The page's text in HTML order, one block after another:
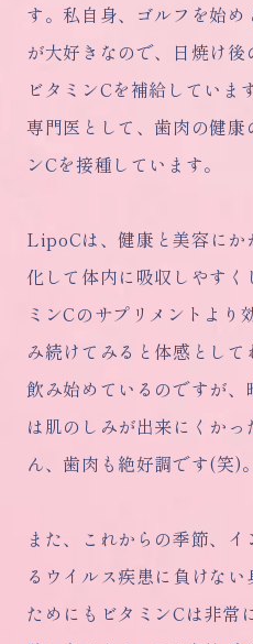
す。私自身、ゴルフを始
が大好きなので、日焼け
ビタミンCを補給していま
専門医として、歯肉の健
ンCを接種しています。
LipoCは、健康と美容にか
化して体内に吸収しやす
ミンCのサプリメントより
み続けてみると体感とし
飲み始めているのですが
は肌のしみが出来にくか
ん、歯肉も絶好調です(笑)。
また、これからの季節、
るウイルス疾患に負けな
ためにもビタミンCは非常